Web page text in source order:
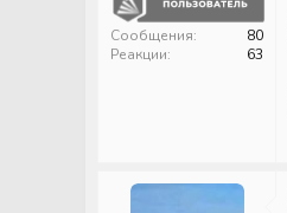
Сообщения
80
Реакции
63